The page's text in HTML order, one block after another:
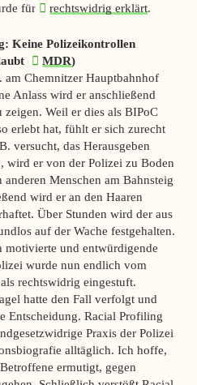
für
rechtswidrig erklärt.
Keine Polizeikontrollen
(
MDR)
Chemnitzer Hauptbahnhof
Anlass wird er anschließend
zeigen. Weil er dies als BIPoC
erlebt hat, fühlt er sich zurecht
versucht, das Herausgeben
wird er von der Polizei zu Boden
Menschen am Bahnsteig
wird er an den Haaren
Über Stunden wird der aus
auf der Wache festgehalten.
motivierte und entwürdigende
wurde nun endlich vom
rechtswidrig eingestuft.
hatte den Fall verfolgt und
Entscheidung. Racial Profiling
Praxis der Polizei
alltäglich. Ich hoffe,
ermutigt, gegen